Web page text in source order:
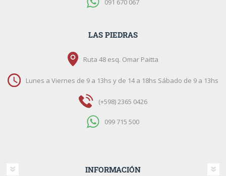
091 670 067
LAS PIEDRAS
Ruta 48 esq. Omar Paitta
Lunes a Viernes de 9 a 13hs y de 14 a 18hs Sábado de 9 a 13hs
(+598) 2365 0426
099 715 500
INFORMACIÓN